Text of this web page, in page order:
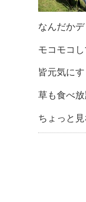
なんだか
モコモコ
皆元気に
草も食べ
ちょっと